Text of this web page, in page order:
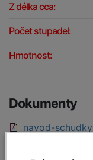
Z délka cca:
Počet stupadel:
Hmotnost:
Dokumenty
navod-